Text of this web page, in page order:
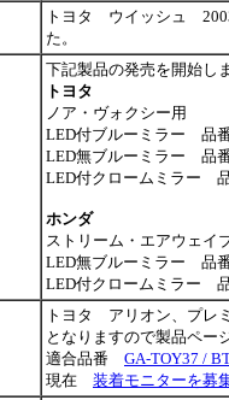
トヨタ ウイッシュ
た。
下記製品の発売を開始
トヨタ
ノア・ヴォクシー用
LED付ブルーミラー 品
LED無ブルーミラー 品
LED付クロームミラー 品
ホンダ
ストリーム・エアウェ
LED無ブルーミラー 品番
LED付クロームミラー 品
トヨタ アリオン、プレ
となりますので製品ペー
適合品番 GA-TOY37 /
現在 装着モニターを募